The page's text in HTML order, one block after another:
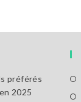
préférés
2025